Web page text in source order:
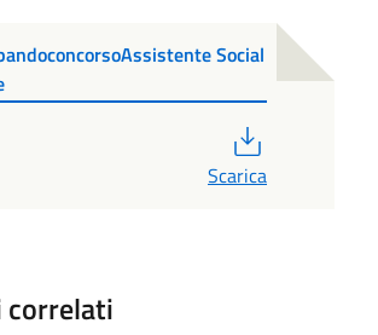
Social
Scarica
correlati